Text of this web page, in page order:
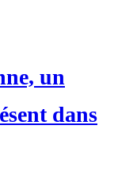
un
dans